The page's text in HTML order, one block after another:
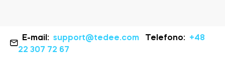
E-mail:support@tedee.com Telefono: +48
22 307 72 67